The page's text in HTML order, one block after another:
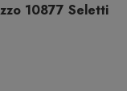
10877 Seletti